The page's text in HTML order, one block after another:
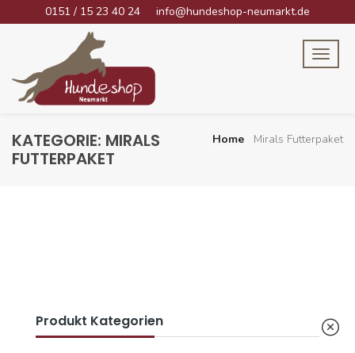
0151 / 15 23 40 24 info@hundeshop-neumarkt.de
KATEGORIE: MIRALS
FUTTERPAKET
Home Mirals Futterpaket
Produkt Kategorien